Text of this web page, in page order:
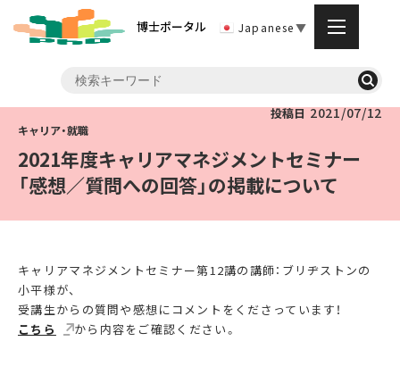
博士ポータル Japanese▼
投稿日 2021/07/12
2021年度キャリアマネジメントセミナー
「感想／質問への回答」の掲載について
キャリアマネジメントセミナー第12講の講師：ブリヂストンの
小平様が、
受講生からの質問や感想にコメントをくださっています！
こちら
から内容をご確認ください。